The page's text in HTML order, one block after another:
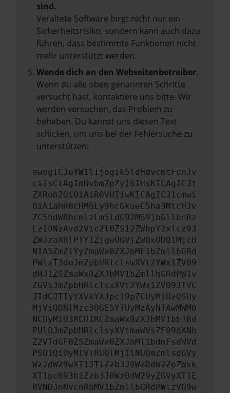
sind.
Veraltete Software birgt nicht nur ein
Sicherheitsrisiko, sondern kann auch dazu
führen, dass bestimmte Funktionen nicht
mehr unterstützt werden.
Wende dich an den Webseitenbetreiber.
Wenn du alle oben genannten Schritte
versucht hast, kontaktiere uns bitte. Wir
werden versuchen, das Problem zu
beheben. Du kannst uns diesen Text
schicken, um uns bei der Fehlersuche zu
unterstützen:
ewogICJuYW1lIjogIk5ldHdvcmtFcnJv
ciIsCiAgImNvbmZpZyI6IHsKICAgICJt
ZXRob2QiOiAiR0VUIiwKICAgICJ1cmwi
OiAiaHR0cHM6Ly9hcGkueC5ha3MtcHJv
ZC5hdWRhcmlzLm5ldC92MS9jbGllbnRz
LzI0NzAvd2Vic2l0ZS12ZWhpY2xlcz93
ZWJzaXRlPTY1ZjgwOGVjZWQxODQ1Mjc0
NTA5ZmZiYyZmaWx0ZXJbMF1bZmllbGRd
PWlzT3duJmZpbHRlclswXVt2YWx1ZV09
dHJ1ZSZmaWx0ZXJbMV1bZmllbGRdPW1v
ZGVsJmZpbHRlclsxXVt2YWx1ZV09JTVC
JTdCJTIyYXVkYXJpc19pZCUyMiUzQSUy
MjViODNlMzc3OGE5YTUyMzAyNTAwMWM0
NCUyMiU3RCU1RCZmaWx0ZXJbMV1bb3Bd
PUlOJmZpbHRlclsyXVtmaWVsZF09dXNh
Z2VTdGF0ZSZmaWx0ZXJbMl1bdmFsdWVd
PSU1QiUyMlVTRUQlMjIlNUQmZmlsdGVy
WzJdW29wXT1JTiZzb3J0WzBdW2ZpZWxk
XT1pc093biZzb3J0WzBdW29yZGVyXT1E
RVNDJnNvcnRbMV1bZmllbGRdPWlzVG9w